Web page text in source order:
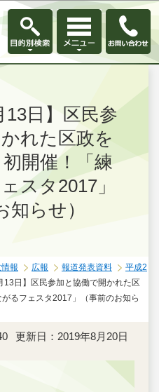
本文へ移動
13日】区民参
れた区政を
開催！「練
スタ2017」
知らせ）
情報 広報 報道発表資料
平成2
13日】区民参加と協働で開かれた区
るフェスタ2017」（事前のお知ら
更新日：2019年8月20日